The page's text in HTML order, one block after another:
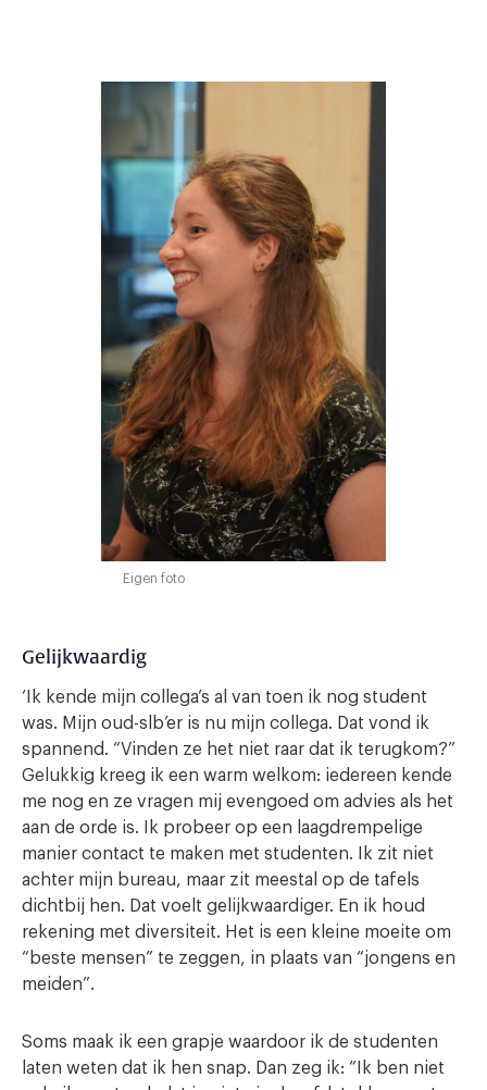
Eigen foto
Gelijkwaardig
‘Ik kende mijn collega’s al van toen ik nog student
was. Mijn oud-slb’er is nu mijn collega. Dat vond ik
spannend. “Vinden ze het niet raar dat ik terugkom?”
Gelukkig kreeg ik een warm welkom: iedereen kende
me nog en ze vragen mij evengoed om advies als het
aan de orde is. Ik probeer op een laagdrempelige
manier contact te maken met studenten. Ik zit niet
achter mijn bureau, maar zit meestal op de tafels
dichtbij hen. Dat voelt gelijkwaardiger. En ik houd
rekening met diversiteit. Het is een kleine moeite om
“beste mensen” te zeggen, in plaats van “jongens en
meiden”.
Soms maak ik een grapje waardoor ik de studenten
laten weten dat ik hen snap. Dan zeg ik: “Ik ben niet